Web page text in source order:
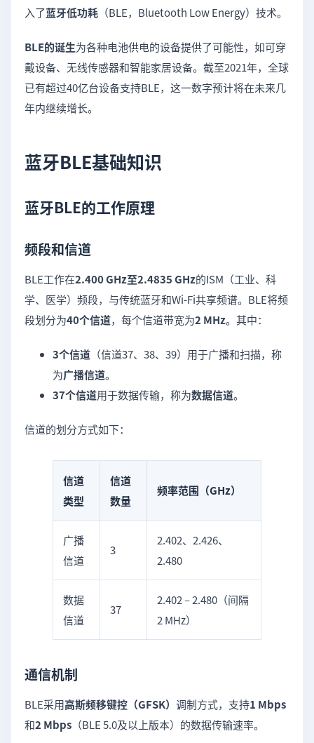
入了蓝牙低功耗 （BLE，Bluetooth Low Energy）技术。
BLE的诞生为各种电池供电的设备提供了可能性，如可穿
戴设备、无线传感器和智能家居设备。截至2021年，全球
已有超过40亿台设备支持BLE，这一数字预计将在未来几
年内继续增长。
蓝牙BLE基础知识
蓝牙BLE的工作原理
频段和信道
BLE工作在2.400 GHz至2.4835 GHz的ISM（工业、科
学、医学）频段，与传统蓝牙和Wi-Fi共享频谱。BLE将频
段划分为40个信道，每个信道带宽为2 MHz。其中：
3个信道 （信道37、38、39）用于广播和扫描，称
为广播信道。
37个信道用于数据传输，称为数据信道。
信道的划分方式如下：
信道
类型
信道
数量
频率范围（GHz）
广播
信道
3
2.402、2.426、
2.480
数据
信道
37
2.402 – 2.480（间隔
2 MHz）
通信机制
BLE采用高斯频移键控（GFSK） 调制方式，支持1 Mbps
和2 Mbps （BLE 5.0及以上版本）的数据传输速率。